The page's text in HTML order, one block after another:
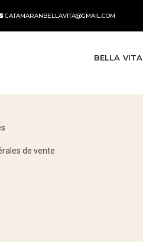
CATAMARANBELLAVITA@GMAIL.COM
BELLA VITA
de vente